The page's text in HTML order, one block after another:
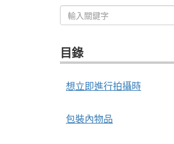
目錄
想立即進行拍攝時
包裝內物品